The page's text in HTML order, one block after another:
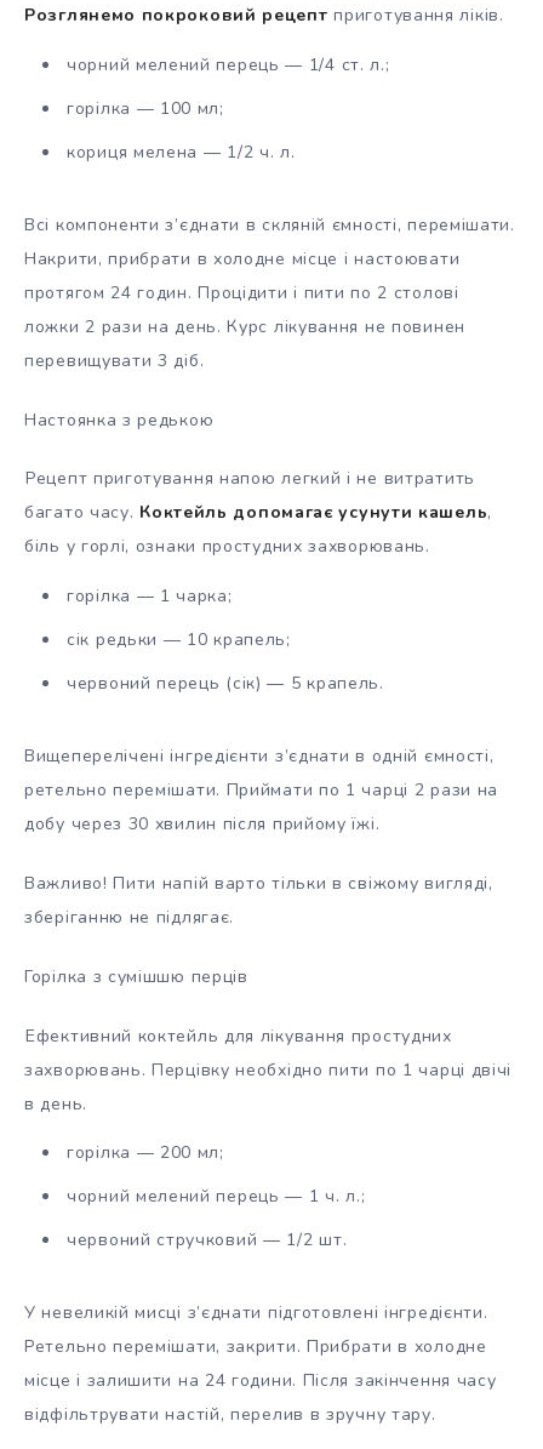
Розглянемо покроковий рецепт приготування ліків.
чорний мелений перець — 1/4 ст. л.;
горілка — 100 мл;
кориця мелена — 1/2 ч. л.
Всі компоненти з’єднати в скляній ємності, перемішати.
Накрити, прибрати в холодне місце і настоювати
протягом 24 годин. Процідити і пити по 2 столові
ложки 2 рази на день. Курс лікування не повинен
перевищувати 3 діб.
Настоянка з редькою
Рецепт приготування напою легкий і не витратить
багато часу. Коктейль допомагає усунути кашель,
біль у горлі, ознаки простудних захворювань.
горілка — 1 чарка;
сік редьки — 10 крапель;
червоний перець (сік) — 5 крапель.
Вищеперелічені інгредієнти з’єднати в одній ємності,
ретельно перемішати. Приймати по 1 чарці 2 рази на
добу через 30 хвилин після прийому їжі.
Важливо! Пити напій варто тільки в свіжому вигляді,
зберіганню не підлягає.
Горілка з сумішшю перців
Ефективний коктейль для лікування простудних
захворювань. Перцівку необхідно пити по 1 чарці двічі
в день.
горілка — 200 мл;
чорний мелений перець — 1 ч. л.;
червоний стручковий — 1/2 шт.
У невеликій мисці з’єднати підготовлені інгредієнти.
Ретельно перемішати, закрити. Прибрати в холодне
місце і залишити на 24 години. Після закінчення часу
відфільтрувати настій, перелив в зручну тару.